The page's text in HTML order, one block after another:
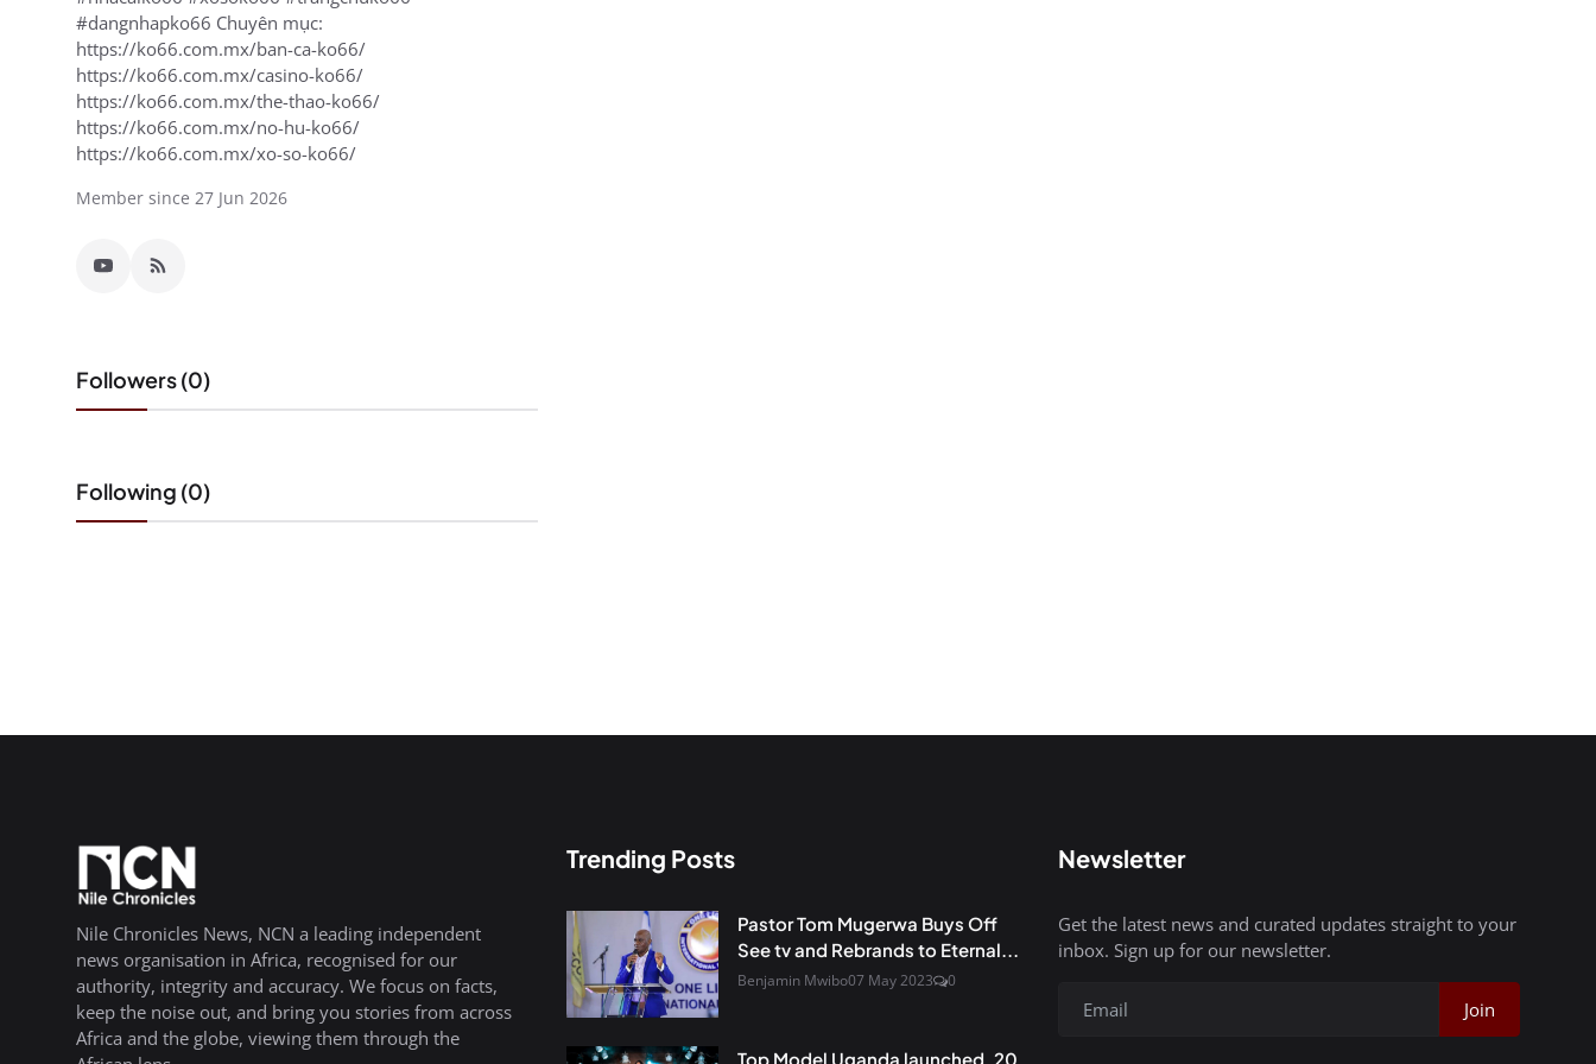
#dangnhapko66 Chuyên mục:
https://ko66.com.mx/ban-ca-ko66/
https://ko66.com.mx/casino-ko66/
https://ko66.com.mx/the-thao-ko66/
https://ko66.com.mx/no-hu-ko66/
https://ko66.com.mx/xo-so-ko66/
Member since 27 Jun 2026
Followers (0)
Following (0)
Nile Chronicles News, NCN a leading independent
news organisation in Africa, recognised for our
authority, integrity and accuracy. We focus on facts,
keep the noise out, and bring you stories from across
Africa and the globe, viewing them through the
Trending Posts
Pastor Tom Mugerwa Buys Off
See tv and Rebrands to Eternal...
Benjamin Mwibo07 May 2023 0
Top Model Uganda launched, 20
Newsletter
Get the latest news and curated updates straight to your
inbox. Sign up for our newsletter.
Join